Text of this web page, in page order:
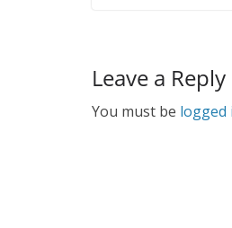
Leave a Reply
You must be logged